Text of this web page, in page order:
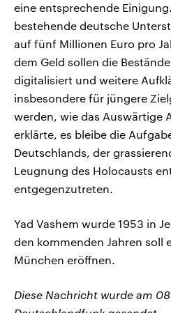
eine entsprechende
bestehende deutsche
auf fünf Millionen Euro pro
dem Geld sollen die
digitalisiert und weitere
insbesondere für jüngere
werden, wie das Auswärtige
erklärte, es bleibe die
Deutschlands, der
Leugnung des Holocausts
entgegenzutreten.
Yad Vashem wurde 1953 in
den kommenden Jahren soll
München eröffnen.
Diese Nachricht wurde am